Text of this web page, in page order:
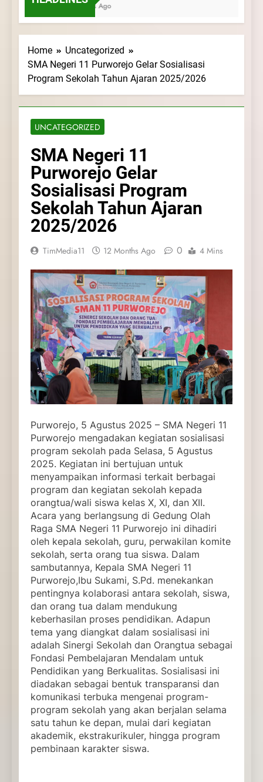
3 Weeks Ago
Home
Uncategorized
SMA Negeri 11 Purworejo Gelar Sosialisasi
Program Sekolah Tahun Ajaran 2025/2026
UNCATEGORIZED
SMA Negeri 11
Purworejo Gelar
Sosialisasi Program
Sekolah Tahun Ajaran
2025/2026
TimMedia11 12 Months Ago 0 4 Mins
Purworejo, 5 Agustus 2025 – SMA Negeri 11
Purworejo mengadakan kegiatan sosialisasi
program sekolah pada Selasa, 5 Agustus
2025. Kegiatan ini bertujuan untuk
menyampaikan informasi terkait berbagai
program dan kegiatan sekolah kepada
orangtua/wali siswa kelas X, XI, dan XII.
Acara yang berlangsung di Gedung Olah
Raga SMA Negeri 11 Purworejo ini dihadiri
oleh kepala sekolah, guru, perwakilan komite
sekolah, serta orang tua siswa. Dalam
sambutannya, Kepala SMA Negeri 11
Purworejo,Ibu Sukami, S.Pd. menekankan
pentingnya kolaborasi antara sekolah, siswa,
dan orang tua dalam mendukung
keberhasilan proses pendidikan. Adapun
tema yang diangkat dalam sosialisasi ini
adalah Sinergi Sekolah dan Orangtua sebagai
Fondasi Pembelajaran Mendalam untuk
Pendidikan yang Berkualitas. Sosialisasi ini
diadakan sebagai bentuk transparansi dan
komunikasi terbuka mengenai program-
program sekolah yang akan berjalan selama
satu tahun ke depan, mulai dari kegiatan
akademik, ekstrakurikuler, hingga program
pembinaan karakter siswa.